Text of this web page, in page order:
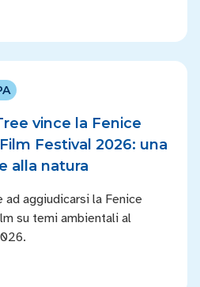
vince la Fenice
Festival 2026: una
alla natura
ad aggiudicarsi la Fenice
su temi ambientali al